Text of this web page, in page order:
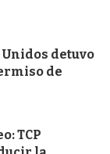
detuvo
de
TCP